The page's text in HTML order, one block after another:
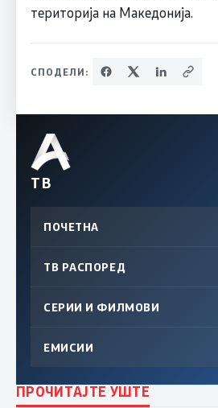
територија на Македонија.
СПОДЕЛИ:
ТВ
ПОЧЕТНА
ТВ РАСПОРЕД
СЕРИИ И ФИЛМОВИ
ЕМИСИИ
ПРОЧИТАЈТЕ УШТЕ